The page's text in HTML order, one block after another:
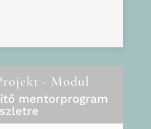
- Modul
mentorprogram